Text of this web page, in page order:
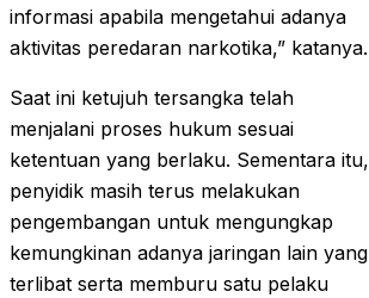
informasi apabila mengetahui adanya
aktivitas peredaran narkotika,” katanya.
Saat ini ketujuh tersangka telah
menjalani proses hukum sesuai
ketentuan yang berlaku. Sementara itu,
penyidik masih terus melakukan
pengembangan untuk mengungkap
kemungkinan adanya jaringan lain yang
terlibat serta memburu satu pelaku